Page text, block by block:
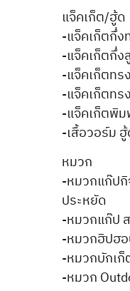
แจ็คเก็ต/ฮู้ด
-แจ็คเก็ตกึ่ง
-แจ็คเก็ตกึ่ง
-แจ็คเก็ตทร
-แจ็คเก็ตทร
-แจ็คเก็ตพิม
-เสื้อวอร์ม
หมวก
-หมวกแก๊ป
ประหยัด
-หมวกแก๊ป
-หมวกฮิปฮ
-หมวกบักเก็
-หมวก